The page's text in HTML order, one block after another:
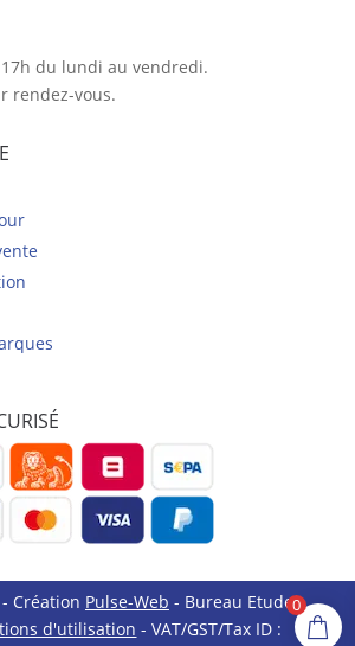
du lundi au vendredi.
rendez-vous.
Création Pulse-Web - Bureau Etudes
d'utilisation - VAT/GST/Tax ID :
0